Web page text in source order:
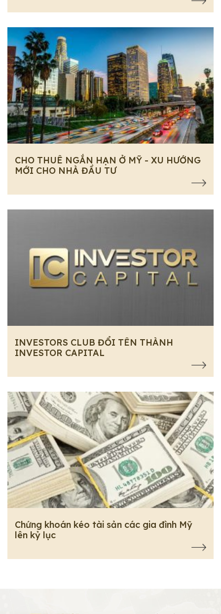
CHO THUÊ NGẮN HẠN Ở MỸ - XU HƯỚNG
MỚI CHO NHÀ ĐẦU TƯ
INVESTORS CLUB ĐỔI TÊN THÀNH
INVESTOR CAPITAL
Chứng khoán kéo tài sản các gia đình Mỹ
lên kỷ lục